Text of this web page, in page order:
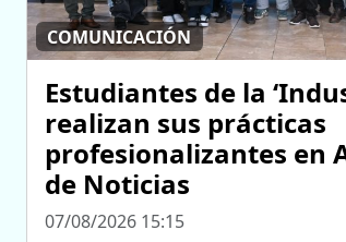
COMUNICACIÓN
Estudiantes de la
realizan sus prácticas
profesionalizantes en
de Noticias
07/08/2026 15:15